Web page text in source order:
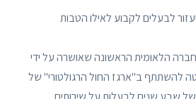
לבעלים לקבוע לאילו הטבות
הלאומית הראשונה שאושרה על ידי
להשתתף ב"ארגז החול הרגולטורי" של